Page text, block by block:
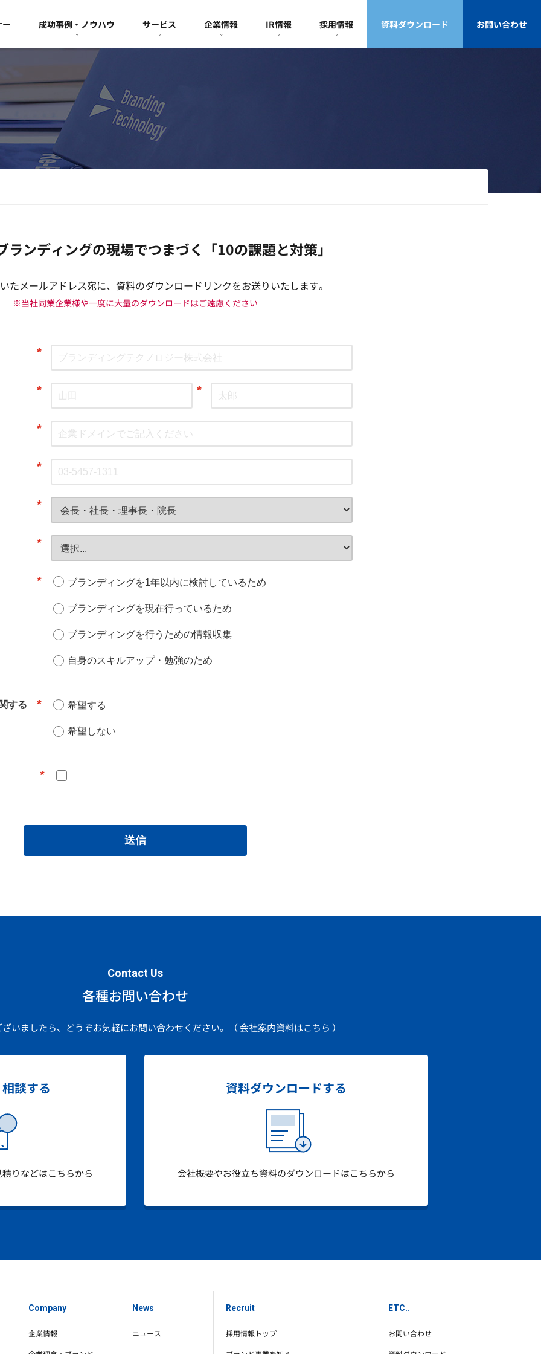
成功事例・ノウハウ サービス 企業情報 IR情報 採用情報 資料ダウンロード お問い合わせ
ランディングの現場でつまづく「10の課題と対策」
たメールアドレス宛に、資料のダウンロードリンクをお送りいたします。
※当社同業企業様や一度に大量のダウンロードはご遠慮ください
*
* *
*
*
*
*
* ブランディングを1年以内に検討しているため
ブランディングを現在行っているため
ブランディングを行うための情報収集
自身のスキルアップ・勉強のため
*
する
希望する
希望しない
*
送信
Contact Us
各種お問い合わせ
いましたら、どうぞお気軽にお問い合わせください。 （ 会社案内資料はこちら ）
相談する
りなどはこちらから
資料ダウンロードする
会社概要やお役立ち資料のダウンロードはこちらから
Company
企業情報
News
ニュース
Recruit
採用情報トップ
ETC..
お問い合わせ